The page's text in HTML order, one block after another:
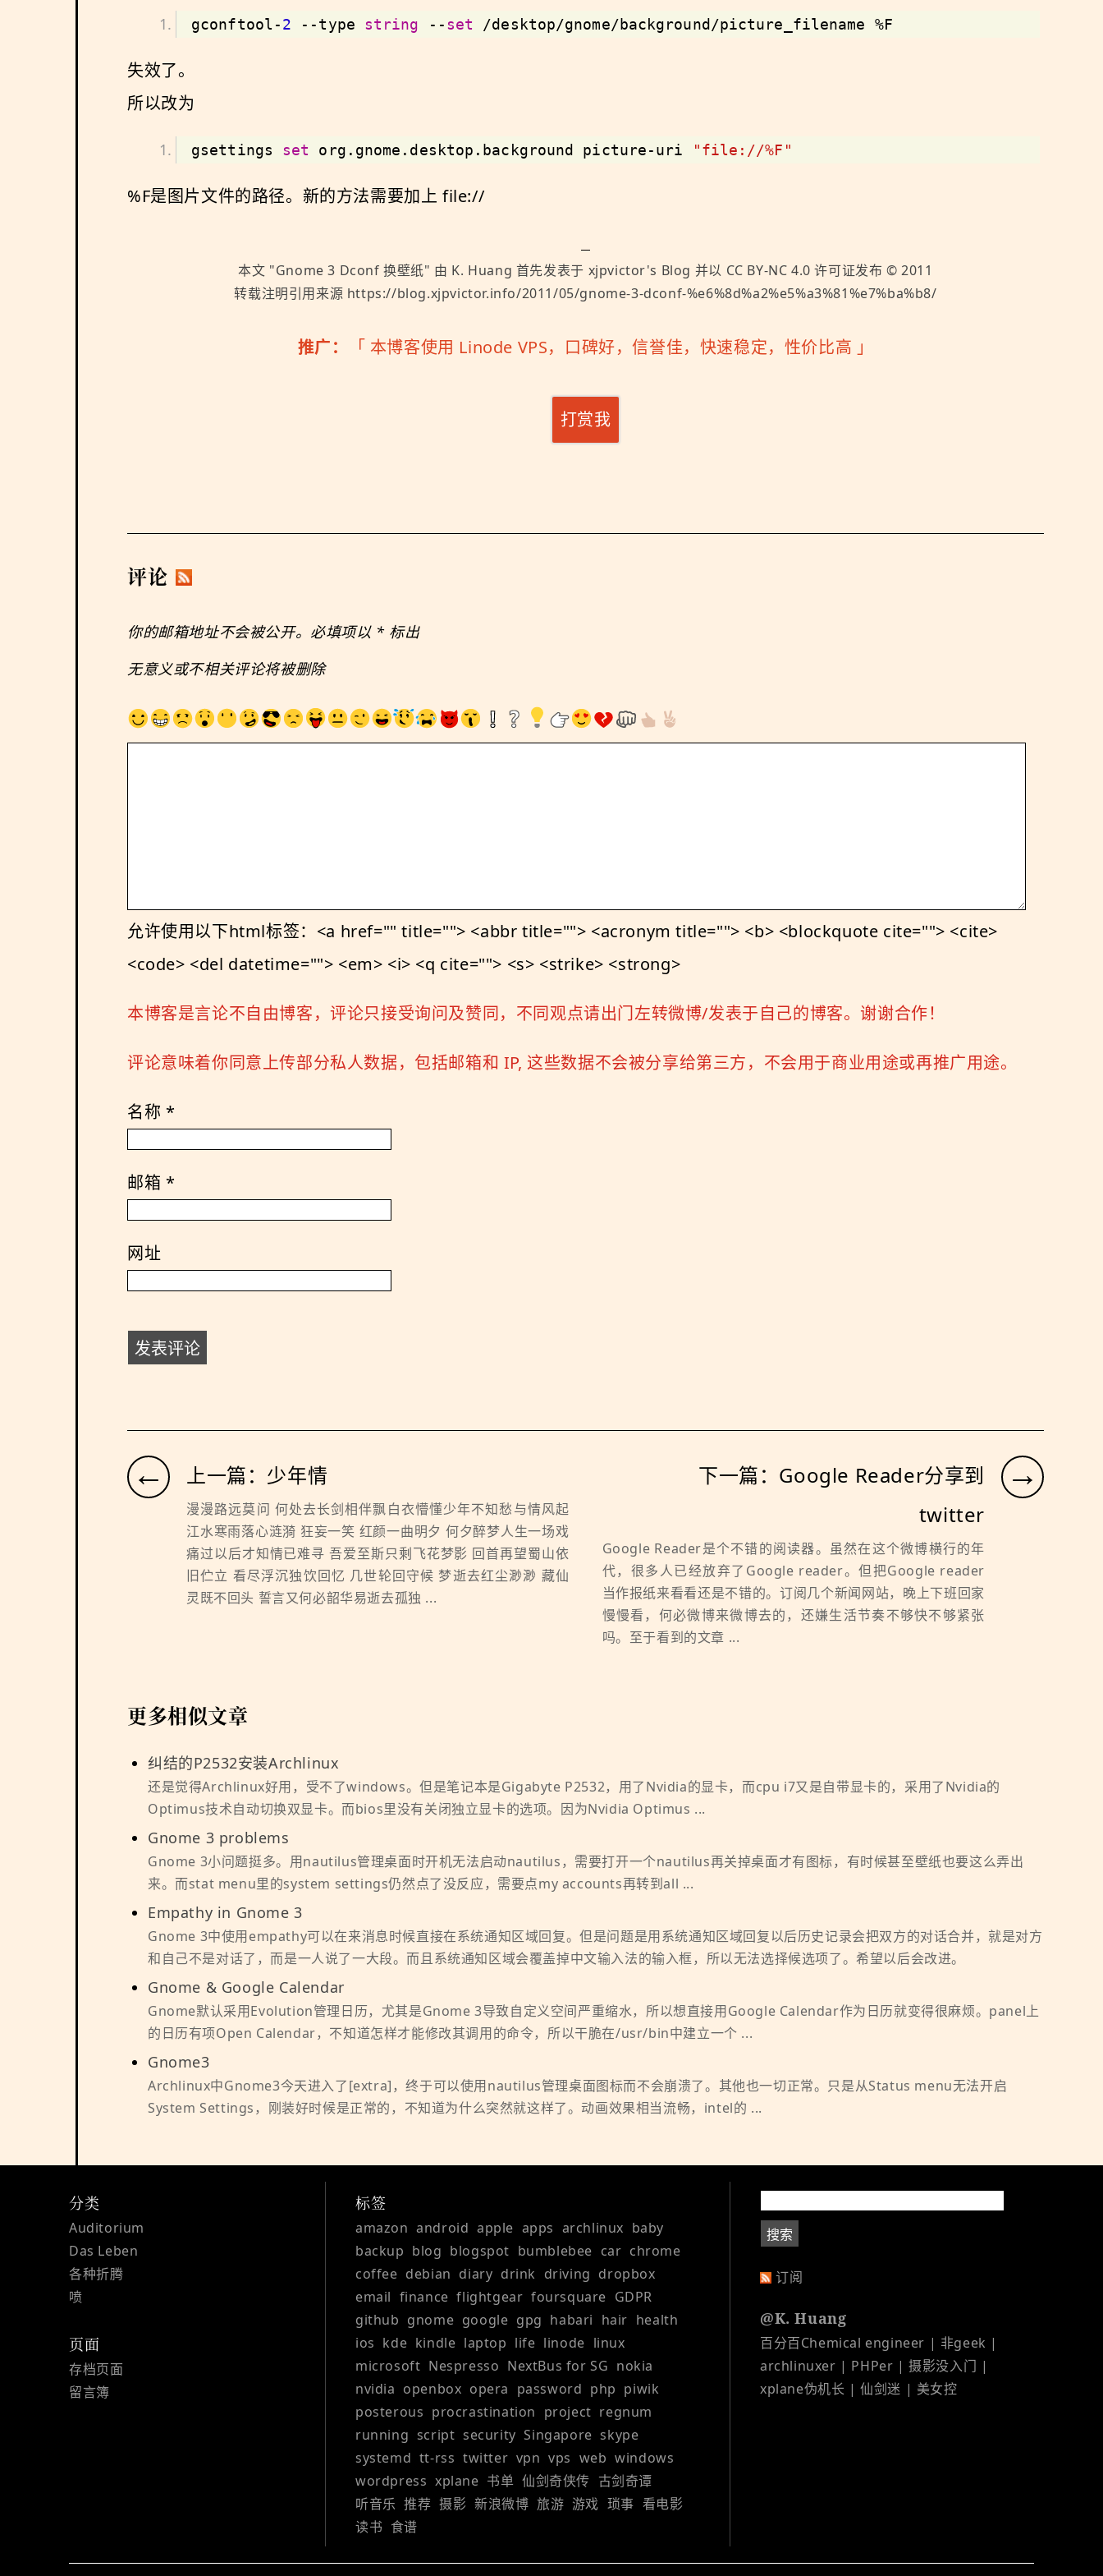
gconftool-2 --type string --set /desktop/gnome/background/picture_filename %F
失效了。
所以改为
gsettings set org.gnome.desktop.background picture-uri "file://%F"
%F是图片文件的路径。新的方法需要加上 file://
本文 "Gnome 3 Dconf 换壁纸" 由 K. Huang 首先发表于 xjpvictor's Blog 并以 CC BY-NC 4.0 许可证发布 ©2011
转载注明引用来源 https://blog.xjpvictor.info/2011/05/gnome-3-dconf-%e6%8d%a2%e5%a3%81%e7%ba%b8/
推广： 「 本博客使用 Linode VPS，口碑好，信誉佳，快速稳定，性价比高 」
打赏我
评论
你的邮箱地址不会被公开。必填项以 *标出
无意义或不相关评论将被删除
允许使用以下html标签：<a href="" title=""> <abbr title=""> <acronym title=""> <b> <blockquote cite=""> <cite>
<code> <del datetime=""> <em> <i> <q cite=""> <s> <strike> <strong>
本博客是言论不自由博客，评论只接受询问及赞同，不同观点请出门左转微博/发表于自己的博客。谢谢合作！
评论意味着你同意上传部分私人数据，包括邮箱和 IP, 这些数据不会被分享给第三方，不会用于商业用途或再推广用途。
名称 *
邮箱 *
网址
← 上一篇：少年情
漫漫路远莫问 何处去长剑相伴飘白衣懵懂少年不知愁与情风起
江水寒雨落心涟漪 狂妄一笑 红颜一曲明夕 何夕醉梦人生一场戏
痛过以后才知情已难寻 吾爱至斯只剩飞花梦影 回首再望蜀山依
旧伫立 看尽浮沉独饮回忆 几世轮回守候 梦逝去红尘渺渺 藏仙
灵既不回头 誓言又何必韶华易逝去孤独 ...
→
下一篇：Google Reader分享到
twitter
Google Reader是个不错的阅读器。虽然在这个微博横行的年
代，很多人已经放弃了Google reader。但把Google reader
当作报纸来看看还是不错的。订阅几个新闻网站，晚上下班回家
慢慢看，何必微博来微博去的，还嫌生活节奏不够快不够紧张
吗。至于看到的文章 ...
更多相似文章
纠结的P2532安装Archlinux
还是觉得Archlinux好用，受不了windows。但是笔记本是Gigabyte P2532，用了Nvidia的显卡，而cpu i7又是自带显卡的，采用了Nvidia的
Optimus技术自动切换双显卡。而bios里没有关闭独立显卡的选项。因为Nvidia Optimus ...
Gnome 3 problems
Gnome 3小问题挺多。用nautilus管理桌面时开机无法启动nautilus，需要打开一个nautilus再关掉桌面才有图标，有时候甚至壁纸也要这么弄出
来。而stat menu里的system settings仍然点了没反应，需要点my accounts再转到all ...
Empathy in Gnome 3
Gnome 3中使用empathy可以在来消息时候直接在系统通知区域回复。但是问题是用系统通知区域回复以后历史记录会把双方的对话合并，就是对方
和自己不是对话了，而是一人说了一大段。而且系统通知区域会覆盖掉中文输入法的输入框，所以无法选择候选项了。希望以后会改进。
Gnome & Google Calendar
Gnome默认采用Evolution管理日历，尤其是Gnome 3导致自定义空间严重缩水，所以想直接用Google Calendar作为日历就变得很麻烦。panel上
的日历有项Open Calendar，不知道怎样才能修改其调用的命令，所以干脆在/usr/bin中建立一个 ...
Gnome3
Archlinux中Gnome3今天进入了[extra]，终于可以使用nautilus管理桌面图标而不会崩溃了。其他也一切正常。只是从Status menu无法开启
System Settings，刚装好时候是正常的，不知道为什么突然就这样了。动画效果相当流畅，intel的 ...
分类
Auditorium
Das Leben
各种折腾
喷
页面
存档页面
留言簿
标签
amazon android apple apps archlinux baby
backup blog blogspot bumblebee car chrome
coffee debian diary drink driving dropbox
email finance flightgear foursquare GDPR
github gnome google gpg habari hair health
ios kde kindle laptop life linode linux
microsoft Nespresso NextBus for SG nokia
nvidia openbox opera password php piwik
posterous procrastination project regnum
running script security Singapore skype
systemd tt-rss twitter vpn vps web windows
wordpress xplane 书单 仙剑奇侠传 古剑奇谭
听音乐 推荐 摄影 新浪微博 旅游 游戏 琐事 看电影
读书 食谱
订阅
@K. Huang
百分百Chemical engineer | 非geek |
archlinuxer | PHPer | 摄影没入门 |
xplane伪机长 | 仙剑迷 | 美女控